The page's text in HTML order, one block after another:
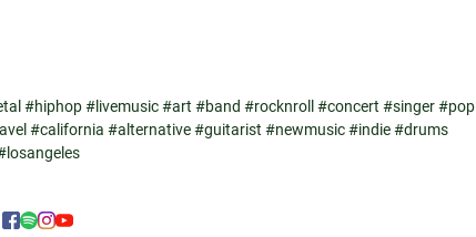
#hiphop #livemusic #art #band #rocknroll #concert #singer #pop
#california #alternative #guitarist #newmusic #indie #drums